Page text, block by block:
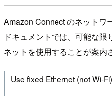
Amazon Connect のネットワ
ドキュメントでは、可能な
ネットを使用することが案内
Use fixed Ethernet (not Wi-